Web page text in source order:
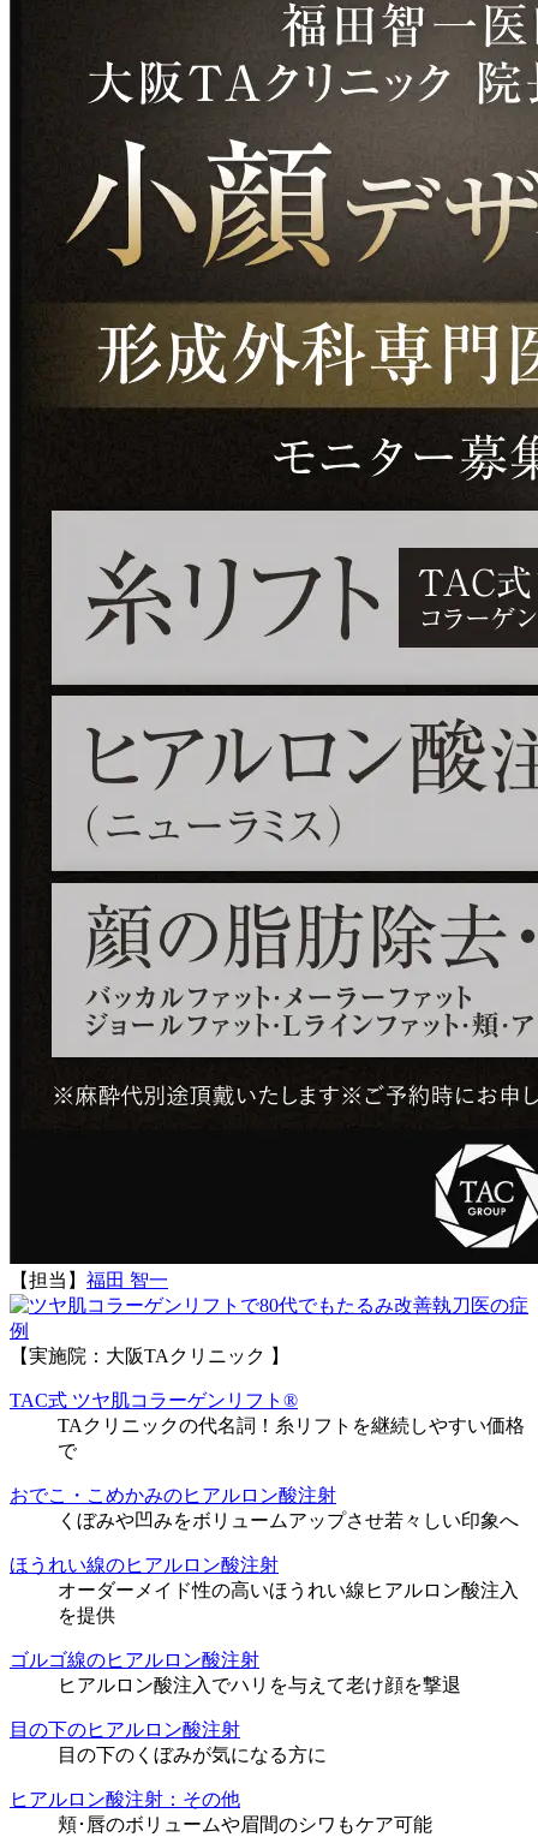
【担当】 福田 智一
執刀医の症
例
【実施院：大阪TAクリニック 】
TAC式 ツヤ肌コラーゲンリフト®
TAクリニックの代名詞！糸リフトを継続しやすい価格
で
おでこ・こめかみのヒアルロン酸注射
くぼみや凹みをボリュームアップさせ若々しい印象へ
ほうれい線のヒアルロン酸注射
オーダーメイド性の高いほうれい線ヒアルロン酸注入
を提供
ゴルゴ線のヒアルロン酸注射
ヒアルロン酸注入でハリを与えて老け顔を撃退
目の下のヒアルロン酸注射
目の下のくぼみが気になる方に
ヒアルロン酸注射：その他
頬･唇のボリュームや眉間のシワもケア可能